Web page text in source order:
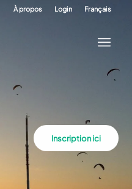
À propos Login Français
Inscription ici